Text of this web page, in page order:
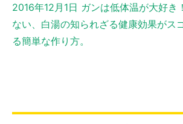
2016年12月1日 ガンは低体温が大好き
ない、白湯の知られざる健康効果がス
る簡単な作り方。